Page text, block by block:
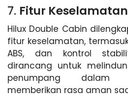
7. Fitur
Hilux Double Cabin
fitur keselamatan,
ABS, dan kontrol
dirancang untuk
penumpang dalam
memberikan rasa aman